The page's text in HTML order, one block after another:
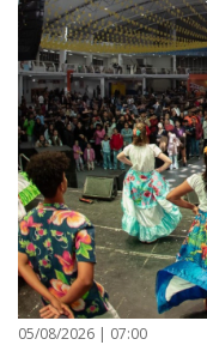
A pesquisa do IBGE
aquecimento do
volume de atividade
na comparação com o
representa o dobro da
período.
Já na comparação entre
sazonal, o segmento
desempenho do país. A
nacional de retração de -
verão que trouxe milhões
05/08/2026 | 07:00